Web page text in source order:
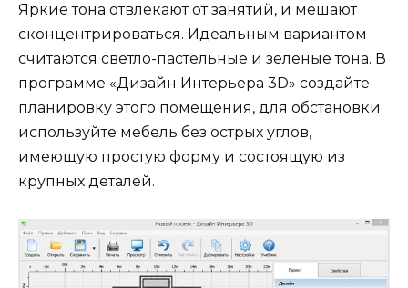
Яркие тона отвлекают от занятий, и мешают
сконцентрироваться. Идеальным вариантом
считаются светло-пастельные и зеленые тона. В
программе «Дизайн Интерьера 3D» создайте
планировку этого помещения, для обстановки
используйте мебель без острых углов,
имеющую простую форму и состоящую из
крупных деталей.